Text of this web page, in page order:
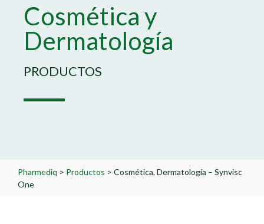
Cosmética y
Dermatología
PRODUCTOS
Pharmediq > Productos > Cosmética, Dermatología – Synvisc
One